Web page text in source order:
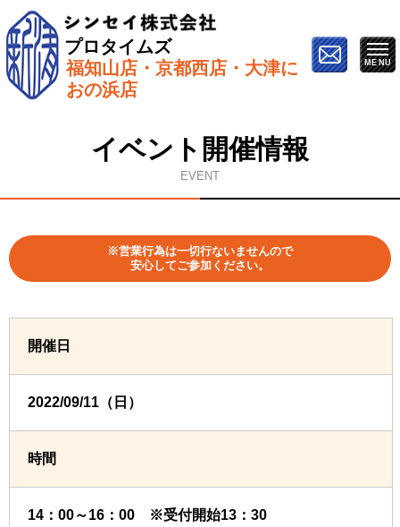
プロタイムズ
福知山店・京都西店・大津に
おの浜店
ホーム»イベント情報»9月11日(午後)西京区で開催
【市民講座】外壁・屋根塗り替えセミナー
イベント開催情報
EVENT
※営業行為は一切行ないませんので
安心してご参加ください。
開催日
2022/09/11（日）
時間
14：00～16：00 ※受付開始13：30